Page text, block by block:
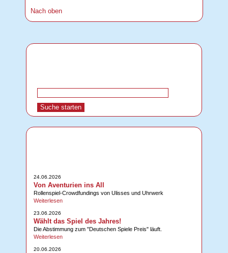
Nach oben
24.06.2026
Von Aventurien ins All
Rollenspiel-Crowdfundings von Ulisses und Uhrwerk
Weiterlesen
23.06.2026
Wählt das Spiel des Jahres!
Die Abstimmung zum "Deutschen Spiele Preis" läuft.
Weiterlesen
20.06.2026